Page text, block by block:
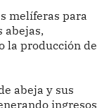
melíferas para
abejas,
la producción de
abeja y sus
ingresos